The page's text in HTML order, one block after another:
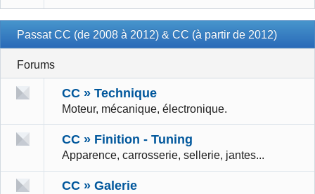
Passat CC (de 2008 à 2012) & CC (à partir de 2012)
Forums
CC » Technique
Moteur, mécanique, électronique.
CC » Finition - Tuning
Apparence, carrosserie, sellerie, jantes...
CC » Galerie